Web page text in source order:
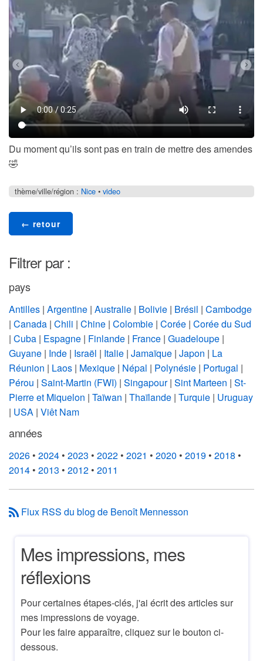
Du moment qu’ils sont pas en train de mettre des amendes
🤣
thème/ville/région : Nice • video
← retour
Filtrer par :
pays
Antilles | Argentine | Australie | Bolivie | Brésil | Cambodge
| Canada | Chili | Chine | Colombie | Corée | Corée du Sud
| Cuba | Espagne | Finlande | France | Guadeloupe |
Guyane | Inde | Israël | Italie | Jamaïque | Japon | La
Réunion | Laos | Mexique | Népal | Polynésie | Portugal |
Pérou | Saint-Martin (FWI) | Singapour| Sint Marteen | St-
Pierre et Miquelon | Taïwan | Thaïlande | Turquie | Uruguay
| USA | Viêt Nam
années
2026 • 2024 • 2023 • 2022 • 2021 • 2020 • 2019 • 2018 •
2014 • 2013 • 2012 • 2011
Flux RSS du blog de Benoît Mennesson
Mes impressions, mes
réflexions
Pour certaines étapes-clés, j'ai écrit des articles sur
mes impressions de voyage.
Pour les faire apparaître, cliquez sur le bouton ci-
dessous.